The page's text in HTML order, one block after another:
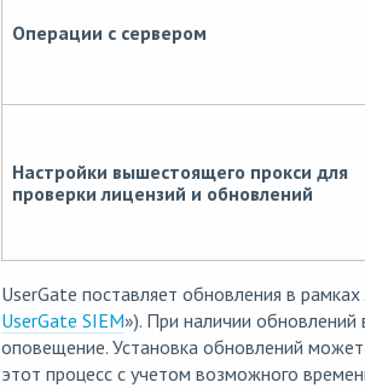
Операции с сервером
Настройки вышестоящего прокси для
проверки лицензий и обновлений
UserGate поставляет обновления в
UserGate SIEM»). При наличии обновлений
оповещение. Установка обновлений
этот процесс с учетом возможного